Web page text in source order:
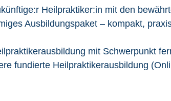
Heilpraktiker:in mit den
Ausbildungspaket – kompakt,
mit Schwerpunkt
fundierte Heilpraktikerausbildung